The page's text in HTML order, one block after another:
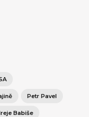
Petr Pavel
Babiše